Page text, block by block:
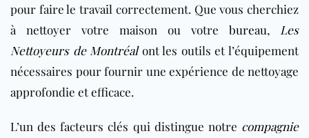
pour faire le travail correctement. Que vous cherchiez
à nettoyer votre maison ou votre bureau, Les
Nettoyeurs de Montréalont les outils et l’équipement
nécessaires pour fournir une expérience de nettoyage
approfondie et efficace.
L’un des facteurs clés qui distingue notre compagnie